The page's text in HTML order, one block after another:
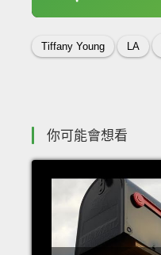
Tiffany Young LA
你可能會想看